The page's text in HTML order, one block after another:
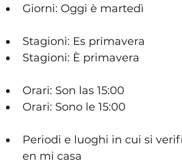
Giorni: Oggi è martedì
Stagioni: Es primavera
Stagioni: È primavera
Orari: Son las 15:00
Orari: Sono le 15:00
Periodi e luoghi in cui si
en mi casa